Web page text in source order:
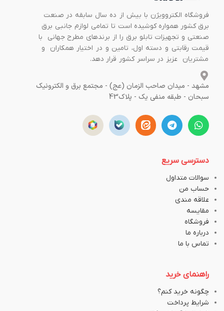
فروشگاه الکتروویژن با بیش از ده سال سابقه در صنعت
برق کشور همواره کوشیده است تا تمامی لوازم جانبی برق
صنعتی و تجهیزات تابلو برق را از برندهای مطرح جهانی با
قیمت رقابتی و دسته اول، تامین و در اختیار همکاران و
مشتریان عزیز در سراسر کشور قرار دهد.
مشهد - میدان صاحب الزمان (عج) - مجتمع برق و الکترونیک
سبحان - طبقه منفی یک - پلاک43
دسترسی سریع
سوالات متداول
حساب من
علاقه مندی
مقایسه
فروشگاه
درباره ما
تماس با ما
راهنمای خرید
چگونه خرید کنم؟
شرایط پرداخت